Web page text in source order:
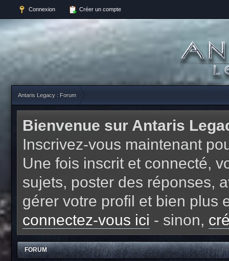
Connexion Créer un compte
Antaris Legacy : Forum
Bienvenue sur Antaris
Inscrivez-vous maintenant
Une fois inscrit et connecté,
sujets, poster des réponses,
gérer votre profil et bien plus
connectez-vous ici - sinon,
FORUM